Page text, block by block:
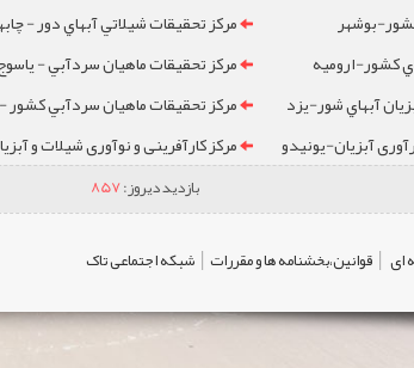
بوشهر
مرکز تحقيقات شيلاتي آبهاي دور -
کشور-ارومیه
مرکز تحقيقات ماهيان سردآبي -
آبهاي شور-یزد
مرکز تحقيقات ماهيان سردآبي کشور
آبزیان-یونیدو
مرکز کارآفرینی و نوآوری شیلات و
بازدید دیروز:857
ای | قوانین،بخشنامه ها و مقررات | شبکه اجتماعی تاک